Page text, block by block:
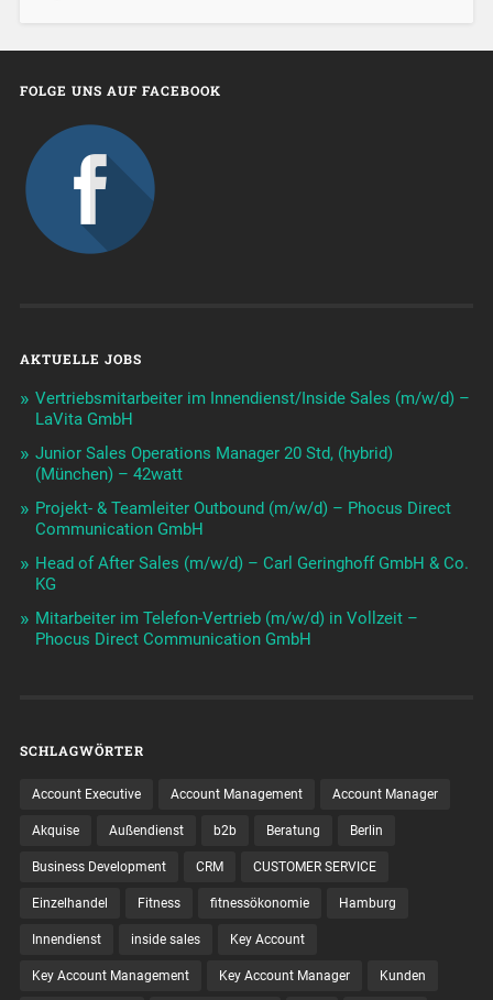
FOLGE UNS AUF FACEBOOK
AKTUELLE JOBS
Vertriebsmitarbeiter im Innendienst/Inside Sales (m/w/d) –
LaVita GmbH
Junior Sales Operations Manager 20 Std, (hybrid)
(München) – 42watt
Projekt- & Teamleiter Outbound (m/w/d) – Phocus Direct
Communication GmbH
Head of After Sales (m/w/d) – Carl Geringhoff GmbH & Co.
KG
Mitarbeiter im Telefon-Vertrieb (m/w/d) in Vollzeit –
Phocus Direct Communication GmbH
SCHLAGWÖRTER
Account Executive Account Management Account Manager
Akquise Außendienst b2b Beratung Berlin
Business Development CRM CUSTOMER SERVICE
Einzelhandel Fitness fitnessökonomie Hamburg
Innendienst inside sales Key Account
Key Account Management Key Account Manager Kunden